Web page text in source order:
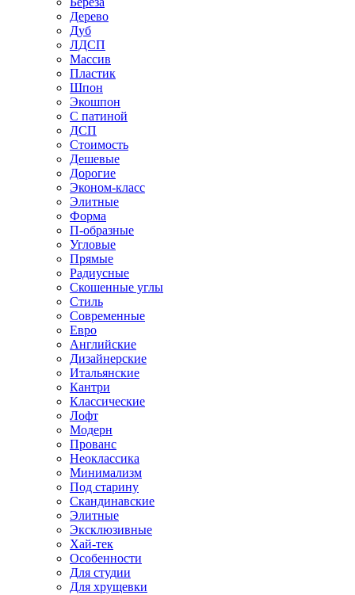
Дерево
Дуб
ЛДСП
Массив
Пластик
Шпон
Экошпон
С патиной
ДСП
Стоимость
Дешевые
Дорогие
Эконом-класс
Элитные
Форма
П-образные
Угловые
Прямые
Радиусные
Скошенные углы
Стиль
Современные
Евро
Английские
Дизайнерские
Итальянские
Кантри
Классические
Лофт
Модерн
Прованс
Неоклассика
Минимализм
Под старину
Скандинавские
Элитные
Эксклюзивные
Хай-тек
Особенности
Для студии
Для хрущевки